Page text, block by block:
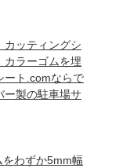
カッティングシ
カラーゴムを埋
ート.comならで
ー製の駐車場サ
わずか5mm幅